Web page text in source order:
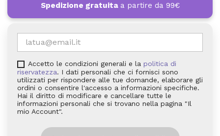
Spedizione gratuita a partire da 99€
Accetto le condizioni generali e la politica di
riservatezza. I dati personali che ci fornisci sono
utilizzati per rispondere alle tue domande, elaborare gli
ordini o consentire l'accesso a informazioni specifiche.
Hai il diritto di modificare e cancellare tutte le
informazioni personali che si trovano nella pagina "Il
mio Account".